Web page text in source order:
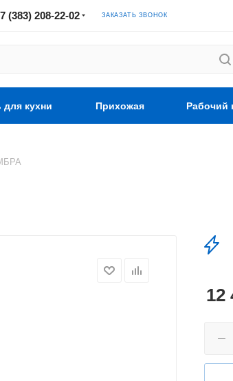
(383) 208-22-02 ЗАКАЗАТЬ ЗВОНОК
кухни Прихожая Рабочий
12